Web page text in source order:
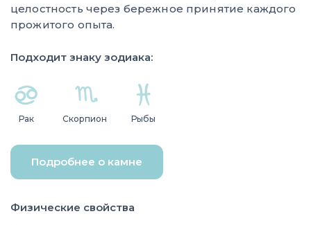
целостность через бережное принятие каждого
прожитого опыта.
Подходит знаку зодиака:
Рак Скорпион Рыбы
Подробнее о камне
Физические свойства